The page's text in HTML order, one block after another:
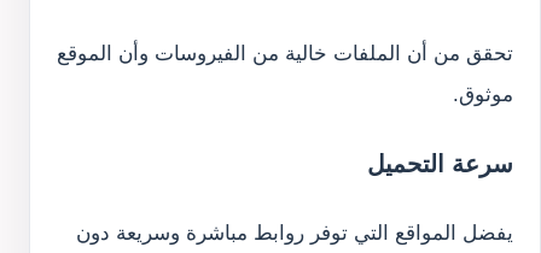
تحقق من أن الملفات خالية من الفيروسات وأن الموقع
موثوق.
سرعة التحميل
يفضل المواقع التي توفر روابط مباشرة وسريعة دون